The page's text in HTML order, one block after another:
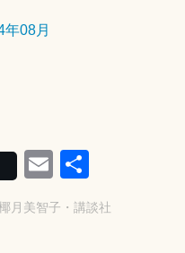
年08月
E
m
ail
共
有
月美智子 ・ 講談社